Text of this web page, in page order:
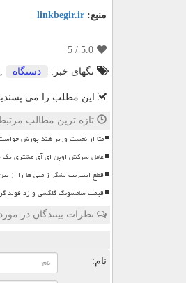
منبع: linkbegir.ir
5.0
/ 5
تگهای خبر:
دستگاه
این مطلب را می
تازه ترین مطالب
متا از نخست وزیر هند پوزش
عامل سرکش اوپن ای آی مشتری یک
قطع اینترنت لشکر زامبی ها را از
قیمت سامسونگ گلکسی و زد فولد
نظرات بینندگان در
نام: